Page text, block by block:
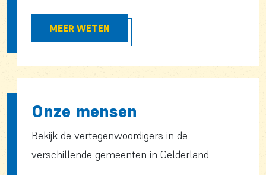
MEER WETEN
Onze mensen
Bekijk de vertegenwoordigers in de
verschillende gemeenten in Gelderland